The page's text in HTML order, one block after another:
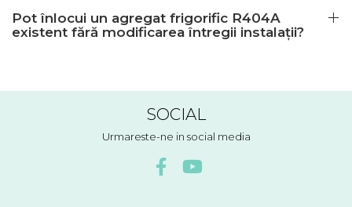
Pot înlocui un agregat frigorific R404A
existent fără modificarea întregii instalații?
SOCIAL
Urmareste-ne in social media